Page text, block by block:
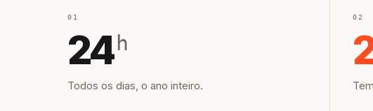
01
24 h
Todos os dias, o ano inteiro.
02